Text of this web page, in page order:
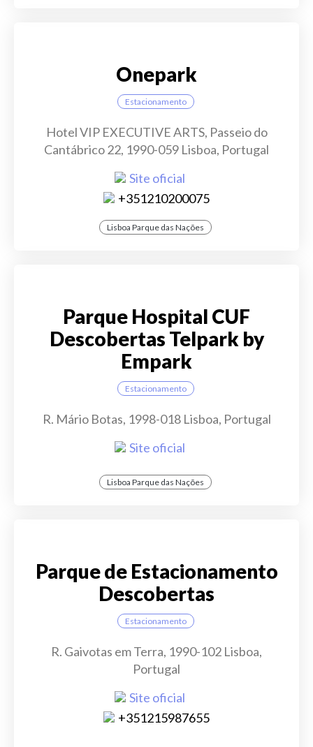
Onepark
Estacionamento
Hotel VIP EXECUTIVE ARTS, Passeio do
Cantábrico 22, 1990-059 Lisboa, Portugal
Site oficial
+351210200075
Lisboa Parque das Nações
Parque Hospital CUF
Descobertas Telpark by
Empark
Estacionamento
R. Mário Botas, 1998-018 Lisboa, Portugal
Site oficial
Lisboa Parque das Nações
Parque de Estacionamento
Descobertas
Estacionamento
R. Gaivotas em Terra, 1990-102 Lisboa,
Portugal
Site oficial
+351215987655